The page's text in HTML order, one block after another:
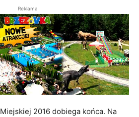
Reklama
2016 dobiega końca. Na